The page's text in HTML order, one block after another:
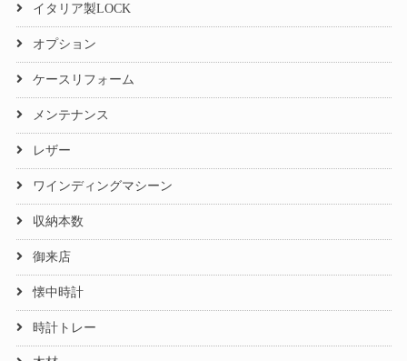
イタリア製LOCK
オプション
ケースリフォーム
メンテナンス
レザー
ワインディングマシーン
収納本数
御来店
懐中時計
時計トレー